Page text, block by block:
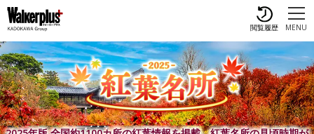
MENU
閲覧履歴